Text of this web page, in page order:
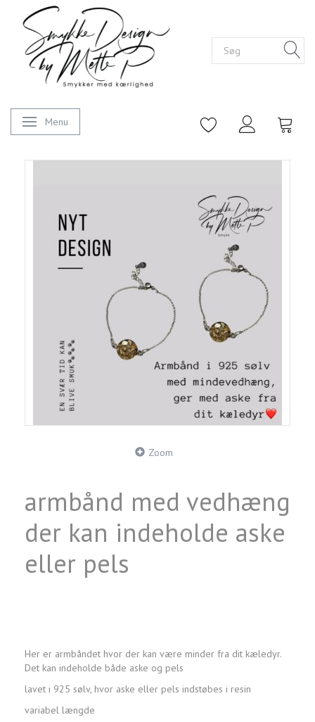
Skifte navigation
Menu
Zoom
armbånd med vedhæng
der kan indeholde aske
eller pels
Her er armbåndet hvor der kan være minder fra dit kæledyr.
Det kan indeholde både aske og pels
lavet i 925 sølv, hvor aske eller pels indstøbes i resin
variabel længde